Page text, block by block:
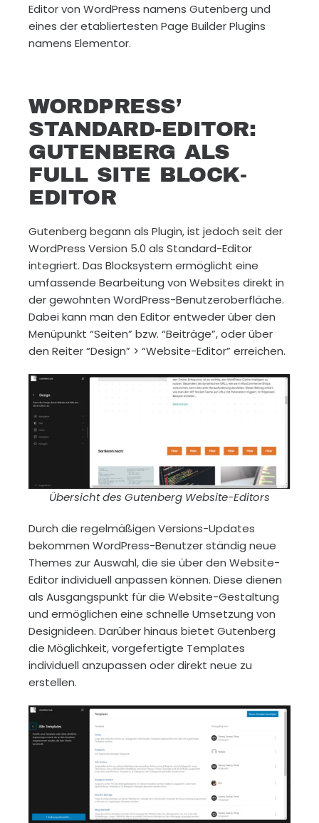
Editor von WordPress namens Gutenberg und
eines der etabliertesten Page Builder Plugins
namens Elementor.
WORDPRESS’
STANDARD-EDITOR:
GUTENBERG ALS
FULL SITE BLOCK-
EDITOR
Gutenberg begann als Plugin, ist jedoch seit der
WordPress Version 5.0 als Standard-Editor
integriert. Das Blocksystem ermöglicht eine
umfassende Bearbeitung von Websites direkt in
der gewohnten WordPress-Benutzeroberfläche.
Dabei kann man den Editor entweder über den
Menüpunkt “Seiten” bzw. “Beiträge”, oder über
den Reiter “Design” > “Website-Editor” erreichen.
Übersicht des Gutenberg Website-Editors
Durch die regelmäßigen Versions-Updates
bekommen WordPress-Benutzer ständig neue
Themes zur Auswahl, die sie über den Website-
Editor individuell anpassen können. Diese dienen
als Ausgangspunkt für die Website-Gestaltung
und ermöglichen eine schnelle Umsetzung von
Designideen. Darüber hinaus bietet Gutenberg
die Möglichkeit, vorgefertigte Templates
individuell anzupassen oder direkt neue zu
erstellen.